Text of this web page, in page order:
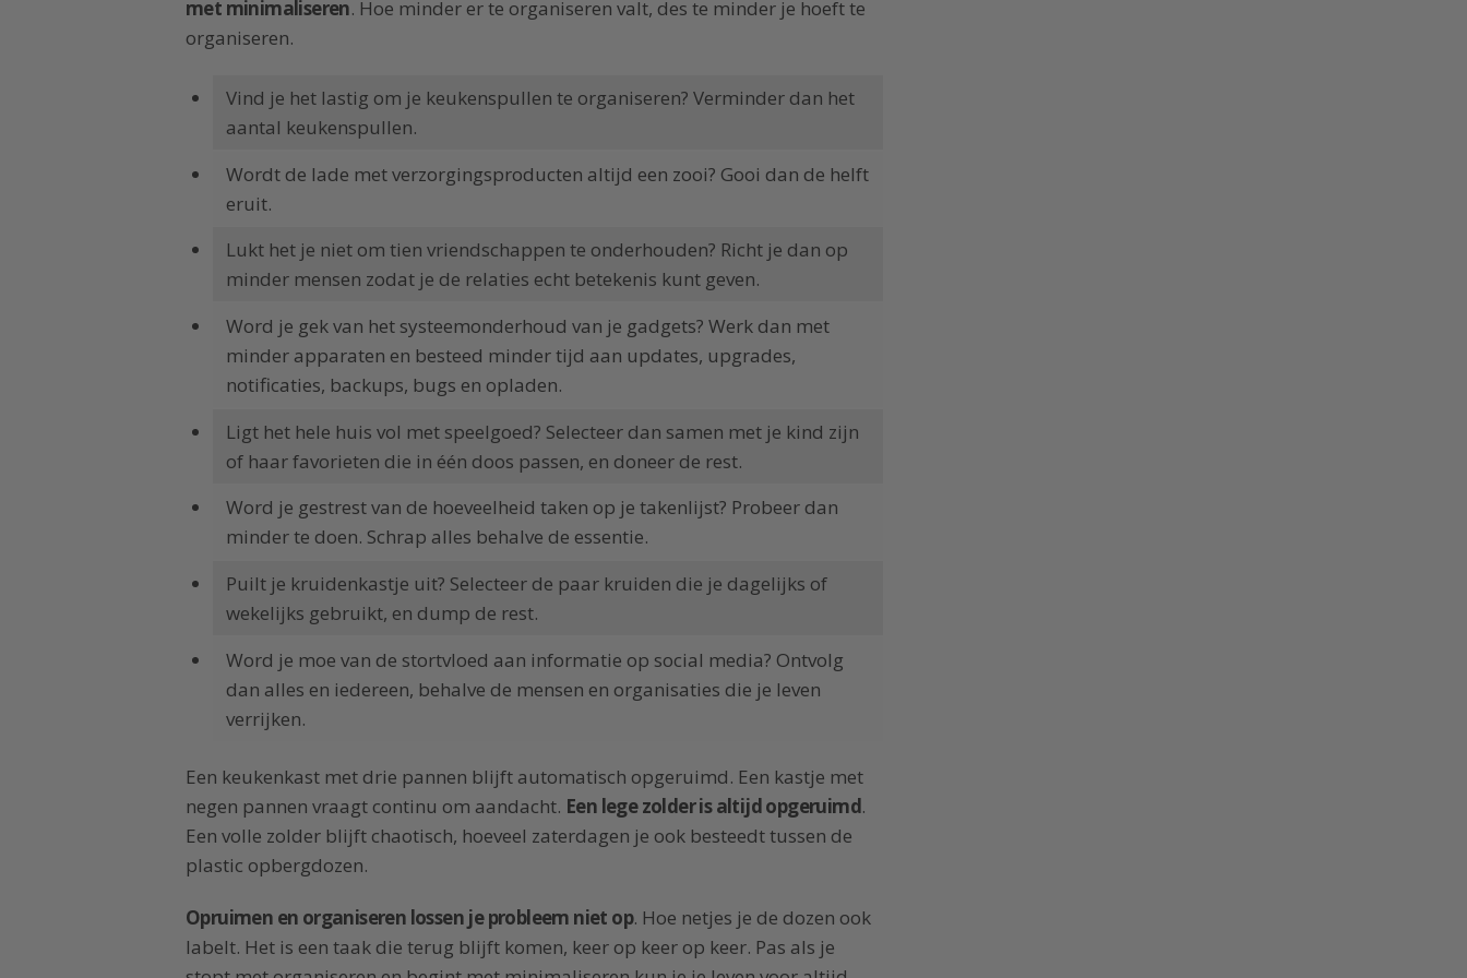
met minimaliseren. Hoe minder er te organiseren valt, des te minder je hoeft te
organiseren.
Vind je het lastig om je keukenspullen te organiseren? Verminder dan het
aantal keukenspullen.
Wordt de lade met verzorgingsproducten altijd een zooi? Gooi dan de helft
eruit.
Lukt het je niet om tien vriendschappen te onderhouden? Richt je dan op
minder mensen zodat je de relaties echt betekenis kunt geven.
Word je gek van het systeemonderhoud van je gadgets? Werk dan met
minder apparaten en besteed minder tijd aan updates, upgrades,
notificaties, backups, bugs en opladen.
Ligt het hele huis vol met speelgoed? Selecteer dan samen met je kind zijn
of haar favorieten die in één doos passen, en doneer de rest.
Word je gestrest van de hoeveelheid taken op je takenlijst? Probeer dan
minder te doen. Schrap alles behalve de essentie.
Puilt je kruidenkastje uit? Selecteer de paar kruiden die je dagelijks of
wekelijks gebruikt, en dump de rest.
Word je moe van de stortvloed aan informatie op social media? Ontvolg
dan alles en iedereen, behalve de mensen en organisaties die je leven
verrijken.
Een keukenkast met drie pannen blijft automatisch opgeruimd. Een kastje met
negen pannen vraagt continu om aandacht. Een lege zolder is altijd opgeruimd.
Een volle zolder blijft chaotisch, hoeveel zaterdagen je ook besteedt tussen de
plastic opbergdozen.
Opruimen en organiseren lossen je probleem niet op. Hoe netjes je de dozen ook
labelt. Het is een taak die terug blijft komen, keer op keer op keer. Pas als je